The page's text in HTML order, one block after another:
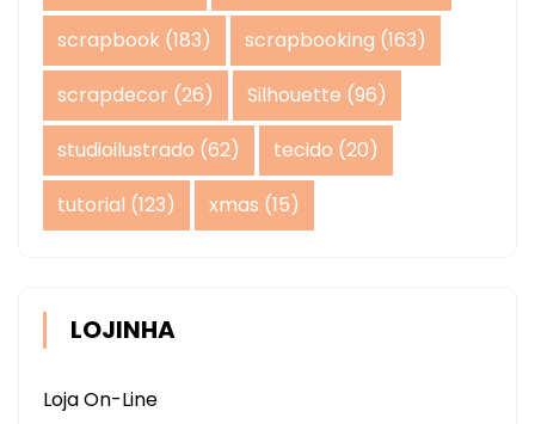
scrapbook (183) scrapbooking (163)
scrapdecor (26) Silhouette (96)
studioilustrado (62) tecido (20)
tutorial (123) xmas (15)
LOJINHA
Loja On-Line